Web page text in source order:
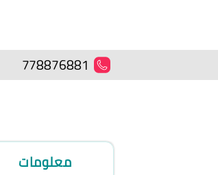
778876881
معلومات